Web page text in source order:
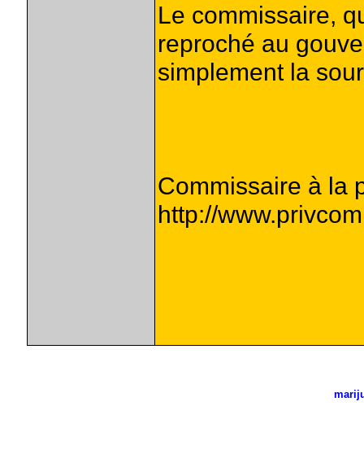
Le commissaire,
reproché au
simplement la
Commissaire à la
http://